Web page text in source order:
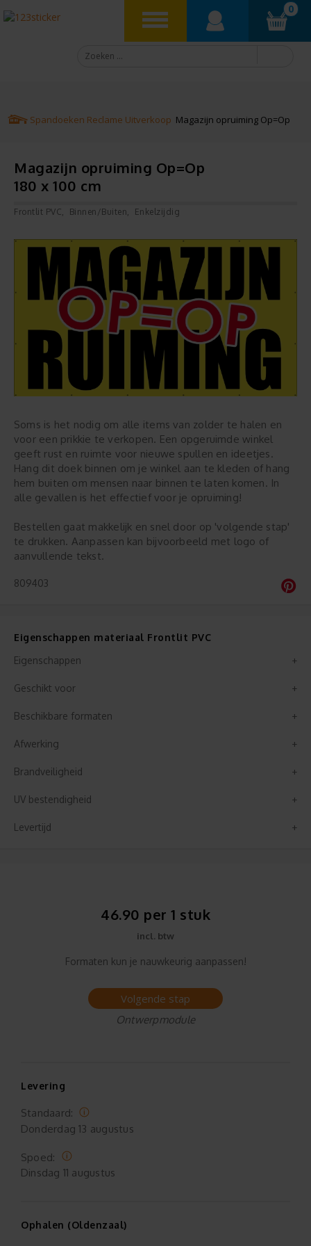
0
Spandoeken Reclame Uitverkoop Magazijn opruiming Op=Op
Magazijn opruiming Op=Op
180 x 100 cm
Frontlit PVC Binnen/Buiten Enkelzijdig
Soms is het nodig om alle items van zolder te halen en
voor een prikkie te verkopen. Een opgeruimde winkel
geeft rust en ruimte voor nieuwe spullen en ideetjes.
Hang dit doek binnen om je winkel aan te kleden of hang
hem buiten om mensen naar binnen te laten komen. In
alle gevallen is het effectief voor je opruiming!
Bestellen gaat makkelijk en snel door op 'volgende stap'
te drukken. Aanpassen kan bijvoorbeeld met logo of
aanvullende tekst.
809403
Eigenschappen materiaal Frontlit PVC
Eigenschappen
Geschikt voor
Beschikbare formaten
Afwerking
Brandveiligheid
UV bestendigheid
Levertijd
46.90 per 1 stuk
incl. btw
Formaten kun je nauwkeurig aanpassen!
Volgende stap
Ontwerpmodule
Levering
Standaard:
Donderdag 13 augustus
Spoed:
Dinsdag 11 augustus
Ophalen (Oldenzaal)